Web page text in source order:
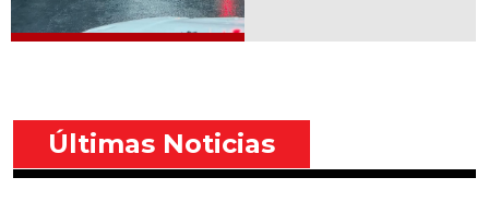
Últimas Noticias